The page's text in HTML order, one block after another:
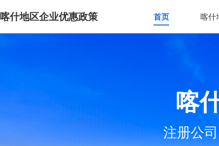
喀什地区企业优惠政策 首页 喀什
喀
注册公